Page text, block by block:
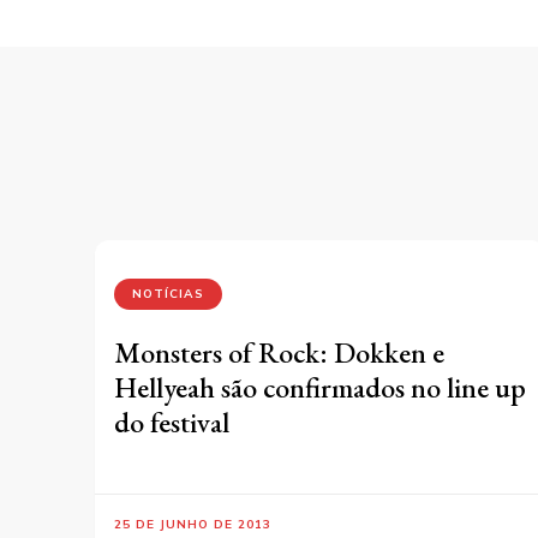
NOTÍCIAS
Monsters of Rock: Dokken e
Hellyeah são confirmados no line up
do festival
25 DE JUNHO DE 2013